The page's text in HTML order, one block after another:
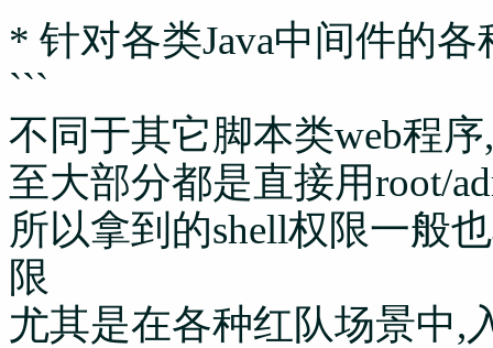
* 针对各类Java中间件的
```
不同于其它脚本类web程
至大部分都是直接用root/
所以拿到的shell权限一般
限
尤其是在各种红队场景中,